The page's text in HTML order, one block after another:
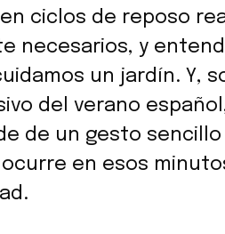
ciclos de reposo
necesarios, y
un jardín. Y,
del verano
de un gesto sencillo
en esos